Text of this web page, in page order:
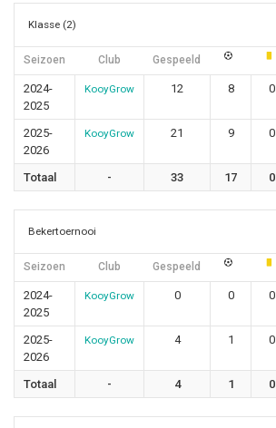
Klasse (2)
Seizoen Club Gespeeld
2024-
2025
KooyGrow 12 8 0
2025-
2026
KooyGrow 21 9 0
Totaal - 33 17 0
Bekertoernooi
Seizoen Club Gespeeld
2024-
2025
KooyGrow 0 0 0
2025-
2026
KooyGrow 4 1 0
Totaal - 4 1 0